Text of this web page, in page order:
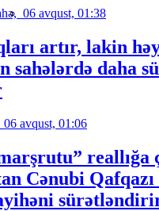
06 avqust, 01:38
artır, lakin
sahələrdə daha
06 avqust, 01:06
Cənubi Qafqazı